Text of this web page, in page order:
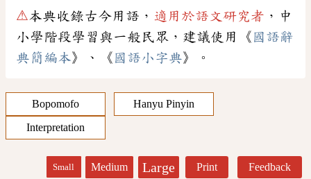
⚠本典收錄古今用語， 適用於語文研究者 ，中
小學階段學習與一般民眾，建議使用《 國語辭
典簡編本》、《 國語小字典》。
Bopomofo
Hanyu Pinyin
Interpretation
Small Medium Large Print Feedback